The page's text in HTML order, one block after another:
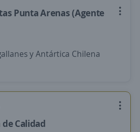
Punta Arenas (Agente
y Antártica Chilena
Calidad